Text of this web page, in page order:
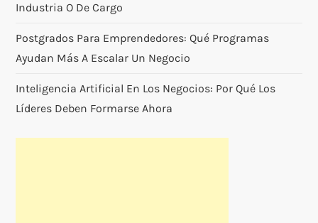
Industria O De Cargo
Postgrados Para Emprendedores: Qué Programas
Ayudan Más A Escalar Un Negocio
Inteligencia Artificial En Los Negocios: Por Qué Los
Líderes Deben Formarse Ahora